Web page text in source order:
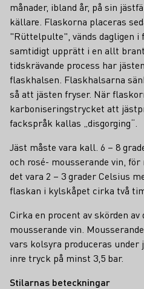
månader, ibland år, på sin
källare. Flaskorna placeras
"Rüttelpulte", vänds dagligen i
samtidigt upprätt i en allt
tidskrävande process har
flaskhalsen. Flaskhalsarna
så att jästen fryser. När
karboniseringstrycket att
fackspråk kallas „disgorging“.
Jäst måste vara kall. 6 – 8
och rosé- mousserande vin,
det vara 2 – 3 grader Celsius
flaskan i kylskåpet cirka två
Cirka en procent av skörden
mousserande vin.
vars kolsyra produceras under
inre tryck på minst 3,5 bar.
Stilarnas beteckningar